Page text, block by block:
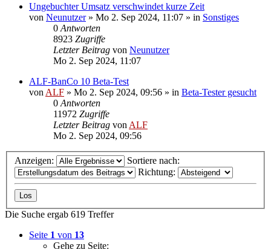
Ungebuchter Umsatz verschwindet kurze Zeit
von Neunutzer» Mo 2. Sep 2024, 11:07 » in Sonstiges
0 Antworten
8923 Zugriffe
Letzter Beitrag von Neunutzer
Mo 2. Sep 2024, 11:07
ALF-BanCo 10 Beta-Test
von ALF » Mo 2. Sep 2024, 09:56 » in Beta-Tester gesucht
0 Antworten
11972 Zugriffe
Letzter Beitrag von ALF
Mo 2. Sep 2024, 09:56
Anzeigen:
Sortiere nach:
Richtung:
Die Suche ergab 619 Treffer
Seite 1 von 13
Gehe zu Seite: